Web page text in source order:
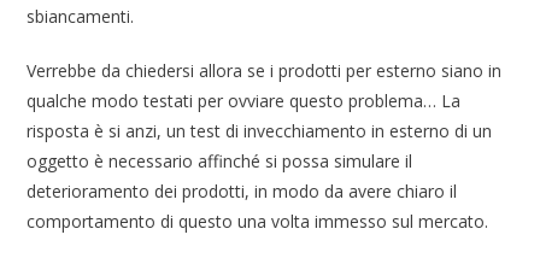
sbiancamenti.
Verrebbe da chiedersi allora se i prodotti per esterno siano in
qualche modo testati per ovviare questo problema… La
risposta è si anzi, un test di invecchiamento in esterno di un
oggetto è necessario affinché si possa simulare il
deterioramento dei prodotti, in modo da avere chiaro il
comportamento di questo una volta immesso sul mercato.